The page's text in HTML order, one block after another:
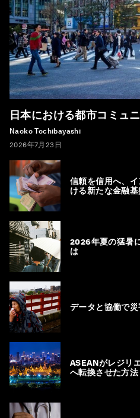
日本における都市コミュ
Naoko Tochibayashi
2026年7月23日
信頼を信用へ、
ける新たな金融基
2026年夏の猛暑
は
データと協働で
ASEANがレジリ
へ転換させた方法